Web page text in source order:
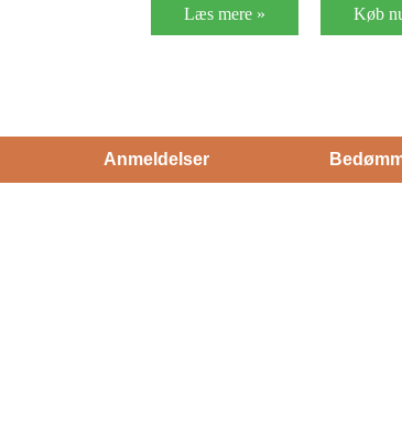
Læs mere » Køb
Anmeldelser